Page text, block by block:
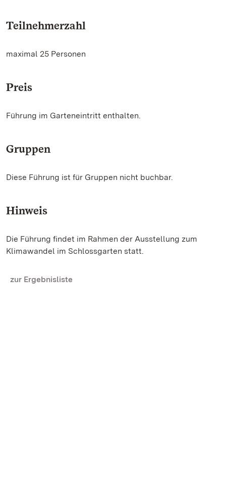
Teilnehmerzahl
maximal 25 Personen
Preis
Führung im Garteneintritt enthalten.
Gruppen
Diese Führung ist für Gruppen nicht buchbar.
Hinweis
Die Führung findet im Rahmen der Ausstellung zum
Klimawandel im Schlossgarten statt.
zur Ergebnisliste